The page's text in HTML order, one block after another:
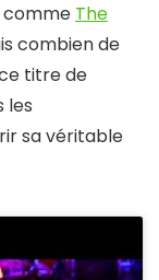
comme The
combien de
titre de
les
sa véritable